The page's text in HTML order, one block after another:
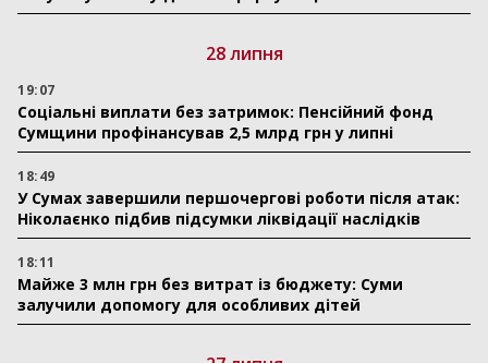
28 липня
19:07
Соціальні виплати без затримок: Пенсійний фонд
Сумщини профінансував 2,5 млрд грн у липні
18:49
У Сумах завершили першочергові роботи після атак:
Ніколаєнко підбив підсумки ліквідації наслідків
18:11
Майже 3 млн грн без витрат із бюджету: Суми
залучили допомогу для особливих дітей